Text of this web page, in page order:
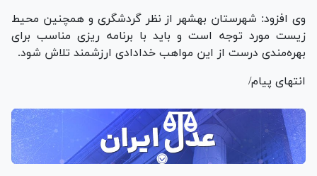
وی افزود: شهرستان بهشهر از نظر گردشگری و همچنین محیط
زیست مورد توجه است و باید با برنامه ریزی مناسب برای
بهره‌مندی درست از این مواهب خدادادی ارزشمند تلاش شود.
انتهای پیام/